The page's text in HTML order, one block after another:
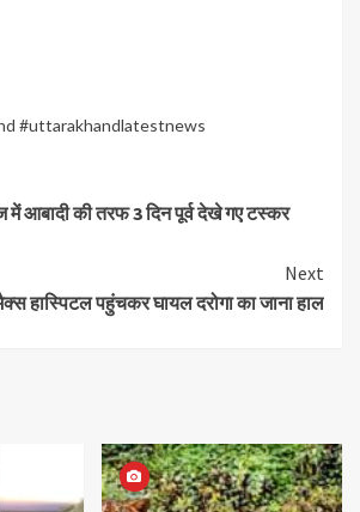
#uttarakhandlatestnews
में आबादी की तरफ 3 दिन पूर्व देखे गए टस्कर
Next
हास्पिटल पहुंचकर घायल दरोगा का जाना हाल